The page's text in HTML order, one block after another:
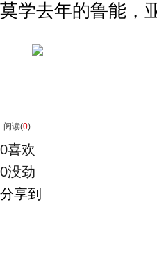
莫学去年的鲁能，
阅读(0)
0喜欢
0没劲
分享到